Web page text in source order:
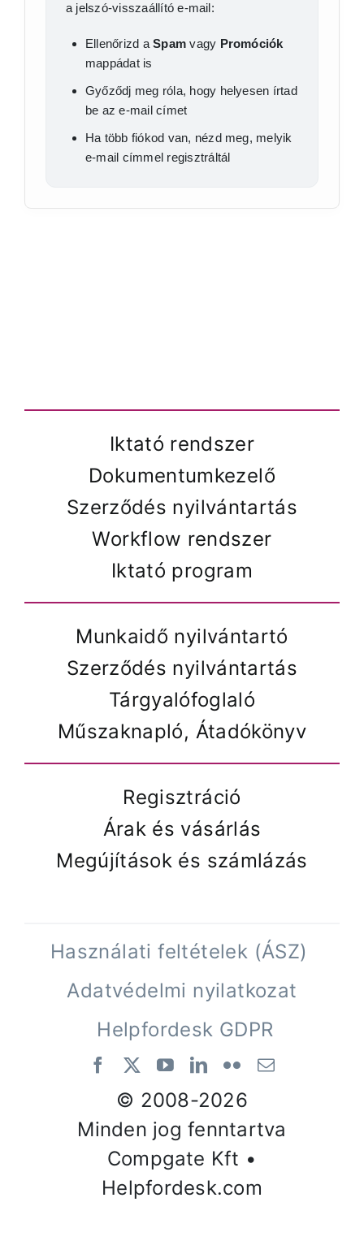
a jelszó-visszaállító e-mail:
Ellenőrizd aSpam vagy Promóciók
mappádat is
Győződj meg róla, hogy helyesen írtad
be az e-mail címet
Ha több fiókod van, nézd meg, melyik
e-mail címmel regisztráltál
Iktató rendszer
Dokumentumkezelő
Szerződés nyilvántartás
Workflow rendszer
Iktató program
Munkaidő nyilvántartó
Szerződés nyilvántartás
Tárgyalófoglaló
Műszaknapló, Átadókönyv
Regisztráció
Árak és vásárlás
Megújítások és számlázás
Használati feltételek (ÁSZ)
Adatvédelmi nyilatkozat
Helpfordesk GDPR
© 2008-2026
Minden jog fenntartva
Compgate Kft •
Helpfordesk.com